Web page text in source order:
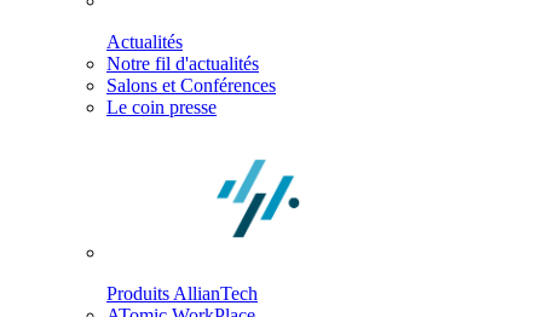
Actualités
Notre fil d'actualités
Salons et Conférences
Le coin presse
Produits AllianTech